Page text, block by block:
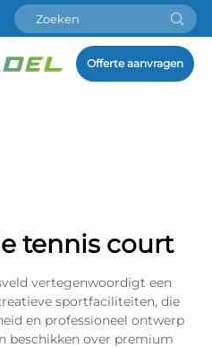
Offerte aanvragen
tennis court
vertegenwoordigt een
sportfaciliteiten, die
en professioneel ontwerp
beschikken over premium